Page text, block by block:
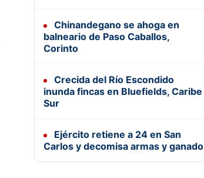
Chinandegano se ahoga en
balneario de Paso Caballos,
Corinto
Crecida del Río Escondido
inunda fincas en Bluefields, Caribe
Sur
Ejército retiene a 24 en San
Carlos y decomisa armas y ganado